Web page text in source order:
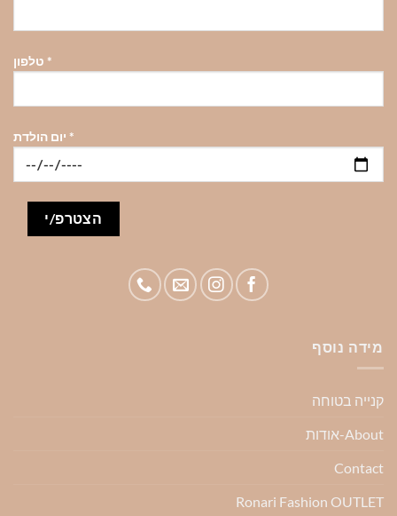
*
*
מידה נוסף
קנייה בטוחה
About-אודות
Contact
Ronari Fashion OUTLET